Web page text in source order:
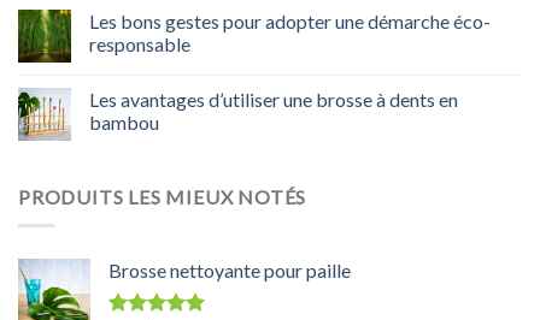
Les bons gestes pour adopter une démarche éco-
responsable
Les avantages d’utiliser une brosse à dents en
bambou
PRODUITS LES MIEUX NOTÉS
Brosse nettoyante pour paille